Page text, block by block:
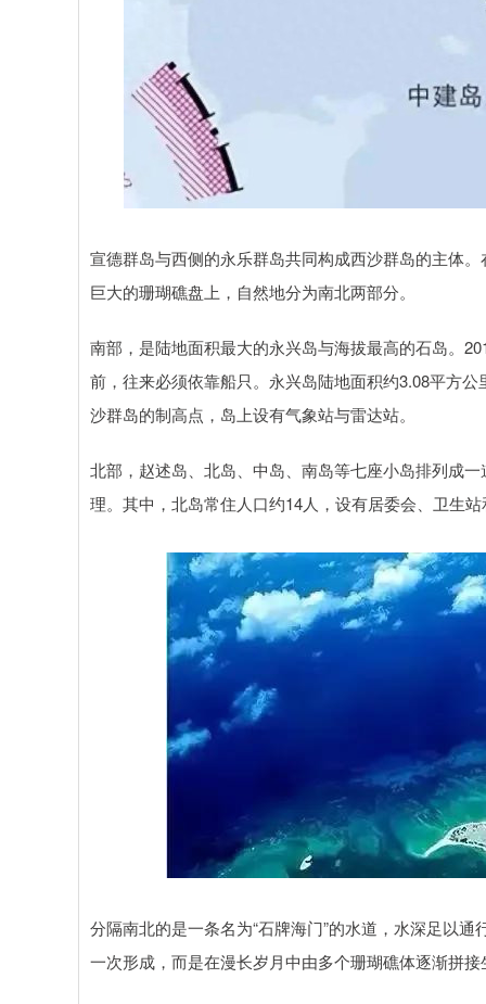
宣德群岛与西侧的永乐群岛共同构成西沙群岛的主体
巨大的珊瑚礁盘上，自然地分为南北两部分。
南部，是陆地面积最大的永兴岛与海拔最高的石岛。
前，往来必须依靠船只。永兴岛陆地面积约3.08平方
沙群岛的制高点，岛上设有气象站与雷达站。
北部，赵述岛、北岛、中岛、南岛等七座小岛排列成
理。其中，北岛常住人口约14人，设有居委会、卫生站
分隔南北的是一条名为“石牌海门”的水道，水深足以
一次形成，而是在漫长岁月中由多个珊瑚礁体逐渐拼接